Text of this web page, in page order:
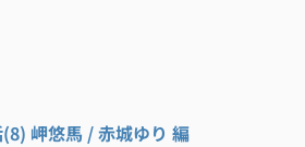
岬悠馬 / 赤城ゆり 編